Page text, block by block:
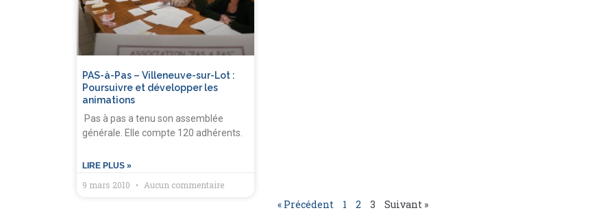
PAS-à-Pas – Villeneuve-sur-Lot :
Poursuivre et développer les
animations
Pas à pas a tenu son assemblée
générale. Elle compte 120 adhérents.
LIRE PLUS »
9 mars 2010 Aucun commentaire
« Précédent 1 2 3 Suivant »